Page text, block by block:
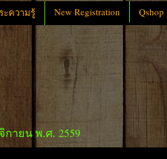
ะความรู้ New Registration Qshop
ายน พ.ศ. 2559